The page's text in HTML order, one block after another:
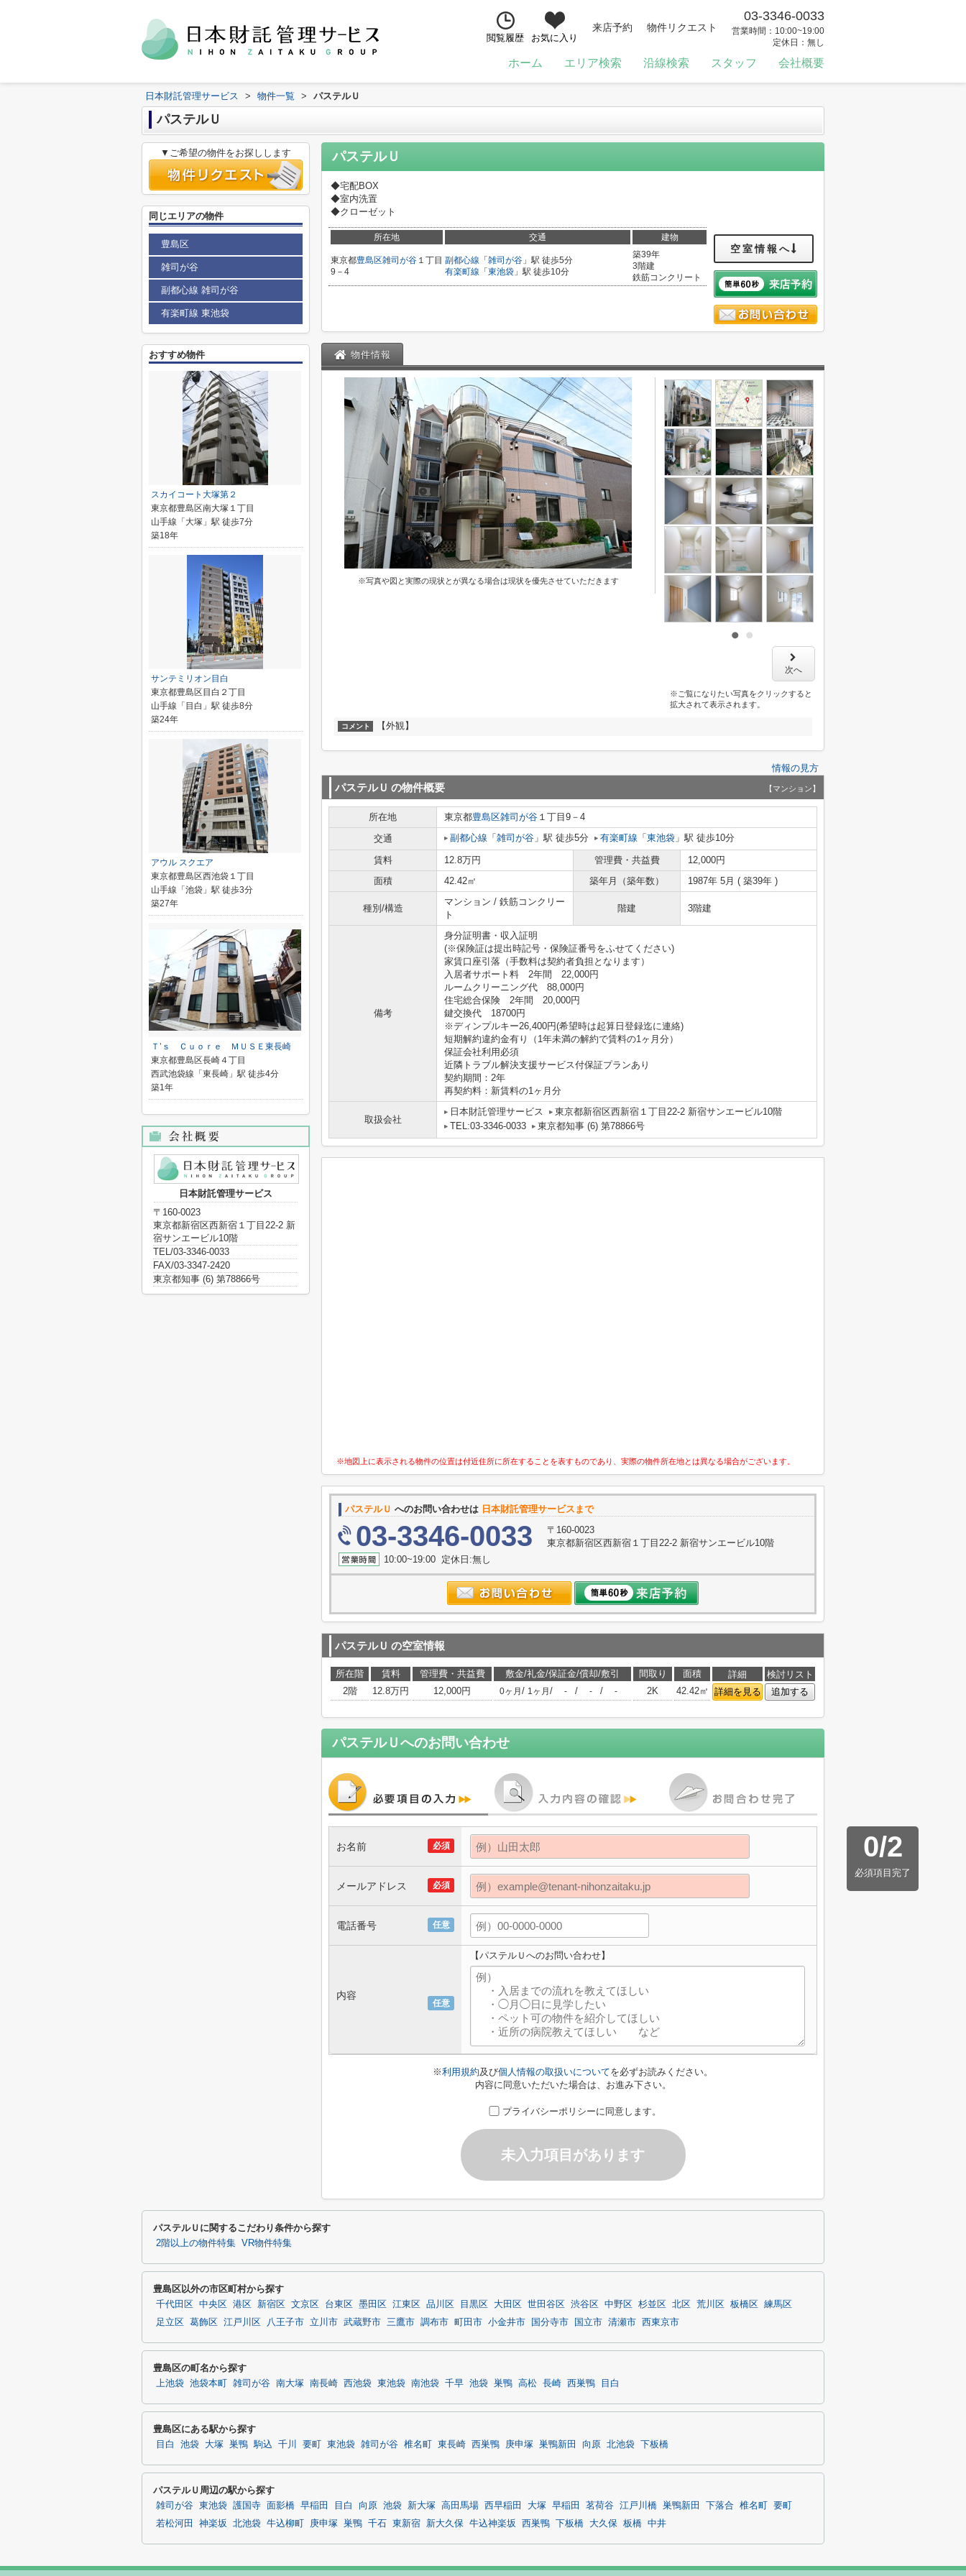
閲覧履歴 お気に入り
来店予約 物件リクエスト
03-3346-0033
営業時間：10:00~19:00
定休日：無し
ホーム エリア検索 沿線検索 スタッフ 会社概要
日本財託管理サービス > 物件一覧 > パステルＵ
パステルＵ
パステルＵ
◆宅配BOX
◆室内洗置
◆クローゼット
所在地 交通 建物
東京都豊島区雑司が谷 １丁目
9－4
副都心線 「 雑司が谷 」駅 徒歩5分
有楽町線 「 東池袋 」駅 徒歩10分
築39年
3階建
鉄筋コンクリート
空室情報へ
物件情報
※写真や図と実際の現状とが異なる場合は現状を優先させていただきます
次へ
※ご覧になりたい写真をクリックすると
拡大されて表示されます。
コメント 【外観】
情報の見方
パステルＵ の物件概要 【マンション】
所在地 東京都豊島区雑司が谷 １丁目9－4
交通
副都心線 「 雑司が谷 」駅 徒歩5分 有楽町線 「 東池袋 」駅 徒歩10分
賃料 12.8万円 管理費・共益費
12,000円
面積
42.42㎡ 築年月（築年数） 1987年 5月 ( 築39年 )
種別/構造
マンション / 鉄筋コンクリー
ト
階建 3階建
備考
身分証明書・収入証明
(※保険証は提出時記号・保険証番号をふせてください)
家賃口座引落（手数料は契約者負担となります）
入居者サポート料 2年間 22,000円
ルームクリーニング代 88,000円
住宅総合保険 2年間 20,000円
鍵交換代 18700円
※ディンプルキー26,400円(希望時は起算日登録迄に連絡)
短期解約違約金有り（1年未満の解約で賃料の1ヶ月分）
保証会社利用必須
近隣トラブル解決支援サービス付保証プランあり
契約期間：2年
再契約料：新賃料の1ヶ月分
取扱会社
日本財託管理サービス
東京都新宿区西新宿１丁目22-2 新宿サンエービル10階
TEL:03-3346-0033
東京都知事 (6) 第78866号
※地図上に表示される物件の位置は付近住所に所在することを表すものであり、実際の物件所在地とは異なる場合がございます。
パステルＵ へのお問い合わせは 日本財託管理サービスまで
03-3346-0033
〒160-0023
東京都新宿区西新宿１丁目22-2 新宿サンエービル10階
10:00~19:00 定休日:無し
パステルＵ の空室情報
所在階 賃料 管理費・共益費 敷金/礼金/保証金/償却/敷引 間取り 面積 詳細
検討リスト
2階
12.8万円 12,000円 0ヶ月 / 1ヶ月 / - / - / - 2K 42.42㎡ 詳細を見る 追加する
パステルＵへのお問い合わせ
0/2
必須項目完了
必須
お名前
必須
メールアドレス
任意
電話番号
任意
内容
【パステルＵへのお問い合わせ】
※利用規約及び個人情報の取扱いについてを必ずお読みください。
内容に同意いただいた場合は、お進み下さい。
プライバシーポリシーに同意します。
未入力項目があります
▼ご希望の物件をお探しします
同じエリアの物件
豊島区
雑司が谷
副都心線 雑司が谷
有楽町線 東池袋
おすすめ物件
スカイコート大塚第２
東京都豊島区南大塚１丁目
山手線「大塚」駅 徒歩7分
築18年
サンテミリオン目白
東京都豊島区目白２丁目
山手線「目白」駅 徒歩8分
築24年
アウル スクエア
東京都豊島区西池袋１丁目
山手線「池袋」駅 徒歩3分
築27年
Ｔ’ｓ Ｃｕｏｒｅ ＭＵＳＥ東長崎
東京都豊島区長崎４丁目
西武池袋線「東長崎」駅 徒歩4分
築1年
日本財託管理サービス
〒160-0023
東京都新宿区西新宿１丁目22-2 新
宿サンエービル10階
TEL/03-3346-0033
FAX/03-3347-2420
東京都知事 (6) 第78866号
パステルＵに関するこだわり条件から探す
2階以上の物件特集 VR物件特集
豊島区以外の市区町村から探す
千代田区 中央区 港区 新宿区 文京区 台東区 墨田区 江東区 品川区 目黒区 大田区 世田谷区 渋谷区 中野区 杉並区 北区 荒川区 板橋区
練馬区
足立区
葛飾区 江戸川区 八王子市 立川市 武蔵野市 三鷹市 調布市 町田市 小金井市 国分寺市 国立市 清瀬市 西東京市
豊島区の町名から探す
上池袋 池袋本町 雑司が谷 南大塚 南長崎 西池袋 東池袋 南池袋 千早 池袋 巣鴨 高松 長崎 西巣鴨 目白
豊島区にある駅から探す
目白 池袋 大塚 巣鴨 駒込 千川 要町 東池袋 雑司が谷 椎名町 東長崎 西巣鴨 庚申塚 巣鴨新田 向原 北池袋 下板橋
パステルＵ周辺の駅から探す
雑司が谷 東池袋 護国寺 面影橋 早稲田 目白 向原 池袋 新大塚 高田馬場 西早稲田 大塚 早稲田 茗荷谷 江戸川橋 巣鴨新田 下落合 椎名町
要町
若松河田
神楽坂 北池袋 牛込柳町 庚申塚 巣鴨 千石 東新宿 新大久保 牛込神楽坂 西巣鴨 下板橋 大久保 板橋 中井